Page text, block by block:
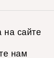
на сайте
нам